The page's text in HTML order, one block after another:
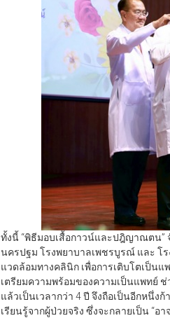
ทั้งนี้ “พิธีมอบเสื้อกาวน์และปฎิญาณตน”
นครปฐม โรงพยาบาลเพชรบูรณ์ และ โ
แวดล้อมทางคลินิก เพื่อการเติบโตเป็น
เตรียมความพร้อมของความเป็นแพทย์ ช่
แล้วเป็นเวลากว่า 4 ปี จึงถือเป็นอีกหนึ่
เรียนรู้จากผู้ป่วยจริง ซึ่งจะกลายเป็น “